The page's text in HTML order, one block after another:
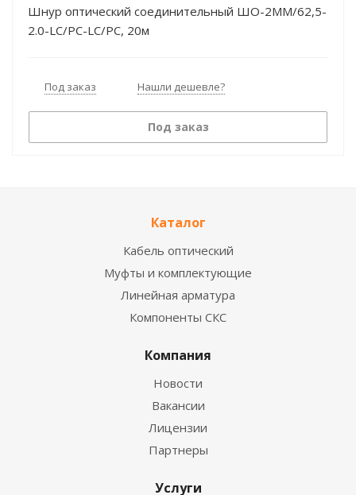
Шнур оптический соединительный ШО-2МM/62,5-
2.0-LC/PC-LC/PC, 20м
Под заказ Нашли дешевле?
Под заказ
Каталог
Кабель оптический
Муфты и комплектующие
Линейная арматура
Компоненты СКС
Компания
Новости
Вакансии
Лицензии
Партнеры
Услуги